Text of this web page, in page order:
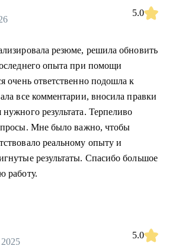
5.0
резюме, решила обновить
опыта при помощи
очень ответственно подошла к
все комментарии, вносила правки
результата. Терпеливо
Мне было важно, чтобы
реальному опыту и
результаты. Спасибо большое
работу.
5.0